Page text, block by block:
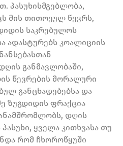
პასუხისმგებლობა,
მის თითოეულ წევრს,
საკრებულოს
ადასტურებს კოალიციის
განმავლობაში,
წევრების მორალური
განცხადებებსა და
ზუგდიდის ფრაქცია
დღის
ყველა კითხვასა თუ
რომ ჩხოროწყუში